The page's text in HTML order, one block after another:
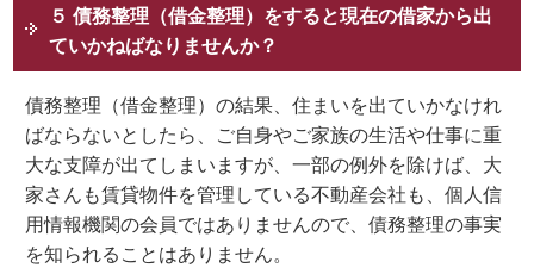
５ 債務整理（借金整理）をすると現在の借家から出
ていかねばなりませんか？
債務整理（借金整理）の結果、住まいを出ていかなけれ
ばならないとしたら、ご自身やご家族の生活や仕事に重
大な支障が出てしまいますが、一部の例外を除けば、大
家さんも賃貸物件を管理している不動産会社も、個人信
用情報機関の会員ではありませんので、債務整理の事実
を知られることはありません。